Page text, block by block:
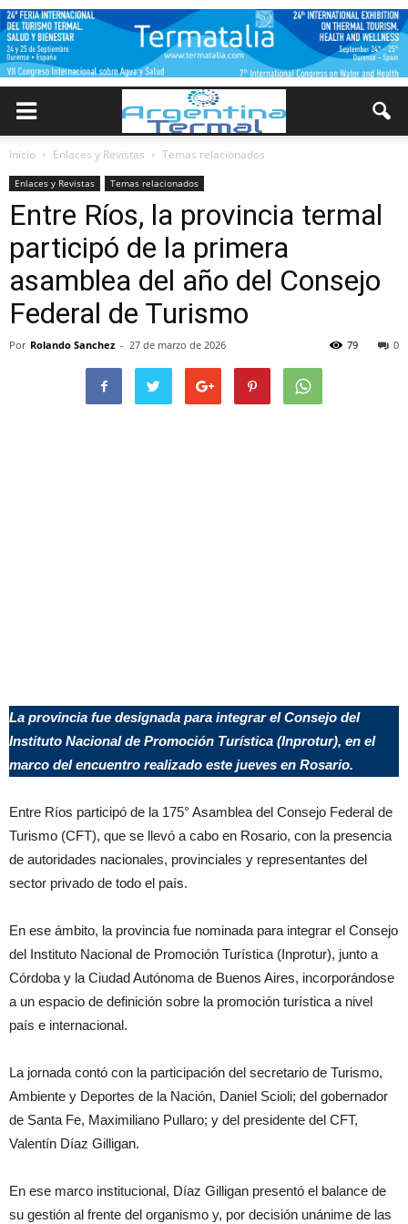
Inicio Enlaces y Revistas Temas relacionados
Enlaces y Revistas Temas relacionados
Entre Ríos, la provincia termal
participó de la primera
asamblea del año del Consejo
Federal de Turismo
Por Rolando Sanchez - 27 de marzo de 2026 0
79
La provincia fue designada para integrar el Consejo del
Instituto Nacional de Promoción Turística (Inprotur), en el
marco del encuentro realizado este jueves en Rosario.
Entre Ríos participó de la 175° Asamblea del Consejo Federal de
Turismo (CFT), que se llevó a cabo en Rosario, con la presencia
de autoridades nacionales, provinciales y representantes del
sector privado de todo el país.
En ese ámbito, la provincia fue nominada para integrar el Consejo
del Instituto Nacional de Promoción Turística (Inprotur), junto a
Córdoba y la Ciudad Autónoma de Buenos Aires, incorporándose
a un espacio de definición sobre la promoción turística a nivel
país e internacional.
La jornada contó con la participación del secretario de Turismo,
Ambiente y Deportes de la Nación, Daniel Scioli; del gobernador
de Santa Fe, Maximiliano Pullaro; y del presidente del CFT,
Valentín Díaz Gilligan.
En ese marco institucional, Díaz Gilligan presentó el balance de
su gestión al frente del organismo y, por decisión unánime de las